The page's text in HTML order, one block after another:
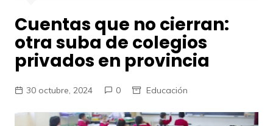
Cuentas que no cierran:
otra suba de colegios
privados en provincia
30 octubre, 2024 0 Educación